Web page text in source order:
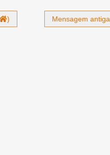
Mensagem antiga
)